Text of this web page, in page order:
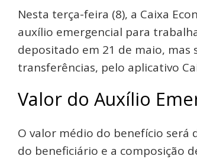
Nesta terça-feira (8), a Caixa
auxílio emergencial para
depositado em 21 de maio, mas
transferências, pelo aplicativo
Valor do Auxílio
O valor médio do benefício será
do beneficiário e a composição